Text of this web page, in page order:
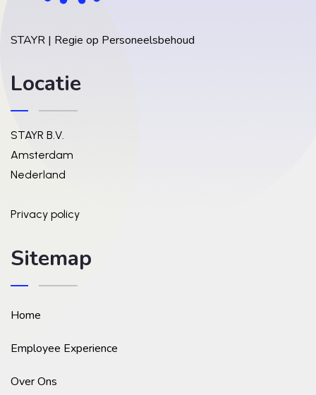
STAYR | Regie op Personeelsbehoud
Locatie
STAYR B.V.
Amsterdam
Nederland
Privacy policy
Sitemap
Home
Employee Experience
Over Ons